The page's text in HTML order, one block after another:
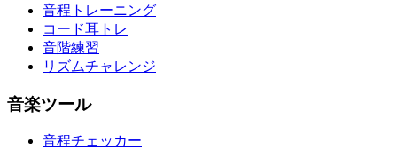
音程トレーニング
コード耳トレ
音階練習
リズムチャレンジ
音楽ツール
音程チェッカー